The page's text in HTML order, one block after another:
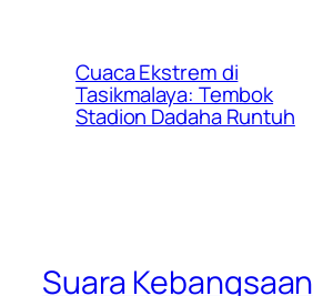
Cuaca Ekstrem di
Tasikmalaya: Tembok
Stadion Dadaha Runtuh
Suara Kebangsaan